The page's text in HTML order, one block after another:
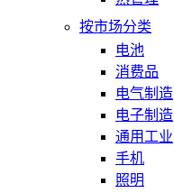
按市场分类
电池
消费品
电气制造
电子制造
通用工业
手机
照明